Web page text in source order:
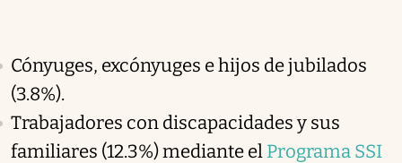
Cónyuges, excónyuges e hijos de jubilados
(3.8%).
Trabajadores con discapacidades y sus
familiares (12.3%) mediante el Programa SSI